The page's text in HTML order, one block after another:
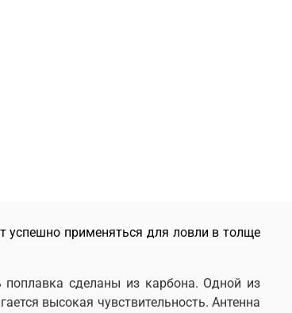
успешно применяться для ловли в толще
поплавка сделаны из карбона. Одной из
высокая чувствительность. Антенна